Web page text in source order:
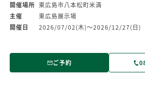
開催場所 東広島市八本松町米満
主催
東広島展示場
開催日
2026/07/02(木)～2026/12/27(日)
ご予約